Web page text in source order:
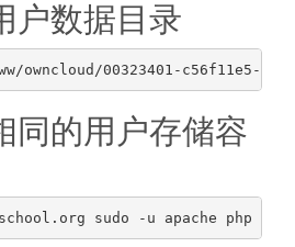
户数据目录
同的用户存储容